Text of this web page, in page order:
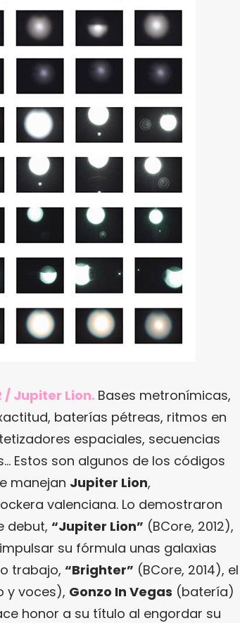
/ Jupiter Lion. Bases metronímicas,
baterías pétreas, ritmos en
espaciales, secuencias
Estos son algunos de los códigos
manejan Jupiter Lion,
valenciana. Lo demostraron
debut, “Jupiter Lion” (BCore, 2012),
su fórmula unas galaxias
trabajo, “Brighter” (BCore, 2014), el
y voces), Gonzo In Vegas (batería)
honor a su título al engordar su